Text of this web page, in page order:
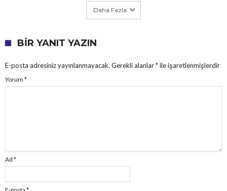
Daha Fazla
BIR YANIT YAZIN
E-posta adresiniz yayınlanmayacak. Gerekli alanlar*ile işaretlenmişlerdir
Yorum *
Ad *